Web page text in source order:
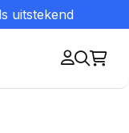
uitstekend